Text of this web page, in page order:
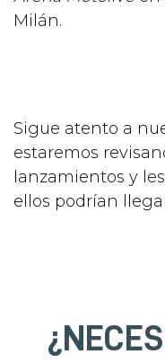
Milán.
Sigue atento a
estaremos
lanzamientos y
ellos podrían